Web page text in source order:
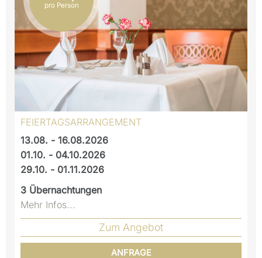
FEIERTAGSARRANGEMENT
13.08. - 16.08.2026
01.10. - 04.10.2026
29.10. - 01.11.2026
3 Übernachtungen
pro Person
Mehr Infos...
Zum Angebot
ANFRAGE